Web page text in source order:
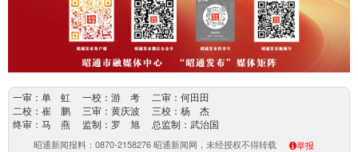
一审：单 虹 一校：游 考 二审：何田田
二校：崔 鹏 三审：黄庆波 三校：杨 杰
终审：马 燕 监制：罗 旭 总监制：武治国
昭通新闻报料：0870-2158276 昭通新闻网，未经授权不得转载 举报